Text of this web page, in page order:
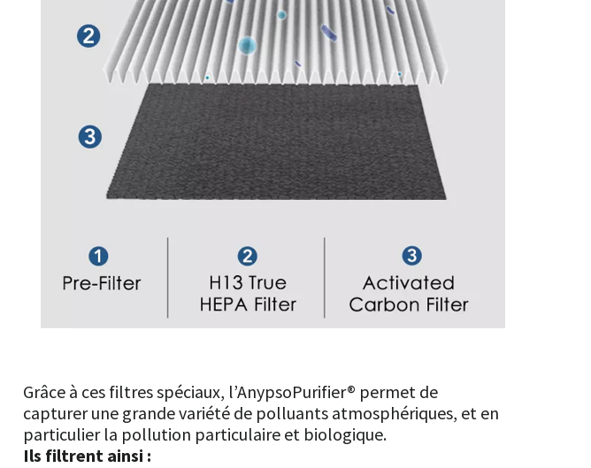
Grâce à ces filtres spéciaux, l’AnypsoPurifier® permet de
capturer une grande variété de polluants atmosphériques, et en
particulier la pollution particulaire et biologique.
Ils filtrent ainsi :